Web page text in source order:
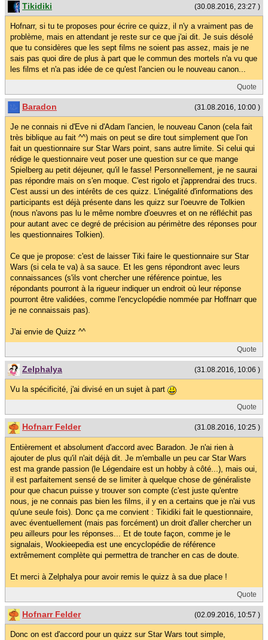
(30.08.2016, 23:27 )
Tikidiki
Hofnarr, si tu te proposes pour écrire ce quizz, il n'y a vraiment pas de
problème, mais en attendant je reste sur ce que j'ai dit. Je suis désolé
que tu considères que les sept films ne soient pas assez, mais je ne
sais pas quoi dire de plus à part que le commun des mortels n'a vu que
les films et n'a pas idée de ce qu'est l'ancien ou le nouveau canon...
Quote
(31.08.2016, 10:00 )
Baradon
Je ne connais ni d'Eve ni d'Adam l'ancien, le nouveau Canon (cela fait
très biblique au fait ^^) mais on peut se dire tout simplement que l'on
fait un questionnaire sur Star Wars point, sans autre limite. Si celui qui
rédige le questionnaire veut poser une question sur ce que mange
Spielberg au petit déjeuner, qu'il le fasse! Personnellement, je ne saurai
pas répondre mais on s'en moque. C'est rigolo et j'apprendrai des trucs.
C'est aussi un des intérêts de ces quizz. L'inégalité d'informations des
participants est déjà présente dans les quizz sur l'oeuvre de Tolkien
(nous n'avons pas lu le même nombre d'oeuvres et on ne réfléchit pas
pour autant avec ce degré de précision au périmètre des réponses pour
les questionnaires Tolkien).
Ce que je propose: c'est de laisser Tiki faire le questionnaire sur Star
Wars (si cela te va) à sa sauce. Et les gens répondront avec leurs
connaissances (s'ils vont chercher une référence pointue, les
répondants pourront à la rigueur indiquer un endroit où leur réponse
pourront être validées, comme l'encyclopédie nommée par Hoffnarr que
je ne connaissais pas).
J'ai envie de Quizz ^^
Quote
(31.08.2016, 10:06 )
Zelphalya
Vu la spécificité, j'ai divisé en un sujet à part
Quote
(31.08.2016, 10:25 )
Hofnarr Felder
Entièrement et absolument d'accord avec Baradon. Je n'ai rien à
ajouter de plus qu'il n'ait déjà dit. Je m'emballe un peu car Star Wars
est ma grande passion (le Légendaire est un hobby à côté...), mais oui,
il est parfaitement sensé de se limiter à quelque chose de généraliste
pour que chacun puisse y trouver son compte (c'est juste qu'entre
nous, je ne connais pas bien les films, il y en a certains que je n'ai vus
qu'une seule fois). Donc ça me convient : Tikidiki fait le questionnaire,
avec éventuellement (mais pas forcément) un droit d'aller chercher un
peu ailleurs pour les réponses... Et de toute façon, comme je le
signalais, Wookieepedia est une encyclopédie de référence
extrêmement complète qui permettra de trancher en cas de doute.
Et merci à Zelphalya pour avoir remis le quizz à sa due place !
Quote
(02.09.2016, 10:57 )
Hofnarr Felder
Donc on est d'accord pour un quizz sur Star Wars tout simple,